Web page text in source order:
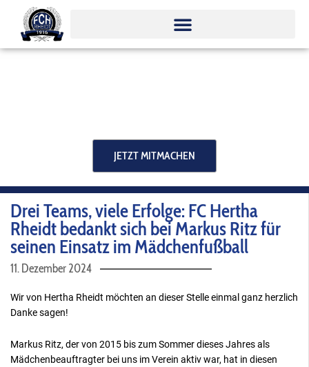
Inhalt
springen
JETZT MITMACHEN
Drei Teams, viele Erfolge: FC Hertha
Rheidt bedankt sich bei Markus Ritz für
seinen Einsatz im Mädchenfußball
11. Dezember 2024
Wir von Hertha Rheidt möchten an dieser Stelle einmal ganz herzlich
Danke sagen!
Markus Ritz, der von 2015 bis zum Sommer dieses Jahres als
Mädchenbeauftragter bei uns im Verein aktiv war, hat in diesen